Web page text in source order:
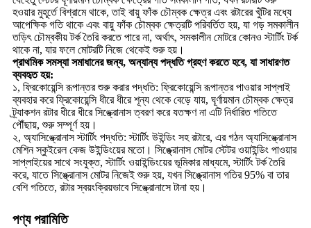
হওয়ার মুহূর্তে বিশ্রামে থাকে, তাই বায়ু ফাঁক চৌম্বক ক্ষেত্র এবং রটারের খুঁটির মধ্যে
আপেক্ষিক গতি থাকে এবং বায়ু ফাঁক চৌম্বক ক্ষেত্রটি পরিবর্তিত হয়, যা গড় সমকালীন
তড়িৎ চৌম্বকীয় টর্ক তৈরি করতে পারে না, অর্থাৎ, সমকালীন মোটরে কোনও স্টার্টিং টর্ক
থাকে না, যার ফলে মোটরটি নিজে থেকেই শুরু হয়।
প্রাথমিক সমস্যা সমাধানের জন্য, অন্যান্য পদ্ধতি গ্রহণ করতে হবে, যা সাধারণত
ব্যবহৃত হয়:
১, ফ্রিকোয়েন্সি রূপান্তর শুরু করার পদ্ধতি: ফ্রিকোয়েন্সি রূপান্তর পাওয়ার সাপ্লাই
ব্যবহার করে ফ্রিকোয়েন্সি ধীরে ধীরে শূন্য থেকে বেড়ে যায়, ঘূর্ণায়মান চৌম্বক ক্ষেত্র
ট্র্যাকশন রটার ধীরে ধীরে সিঙ্ক্রোনাস ত্বরণ করে যতক্ষণ না এটি নির্ধারিত গতিতে
পৌঁছায়, শুরু সম্পূর্ণ হয়।
২, অ্যাসিঙ্ক্রোনাস স্টার্টিং পদ্ধতি: স্টার্টিং উইন্ডিং সহ রটারে, এর গঠন অ্যাসিঙ্ক্রোনাস
মেশিন স্কুইরেল কেজ উইন্ডিংয়ের মতো। সিঙ্ক্রোনাস মোটর স্টেটর ওয়াইন্ডিং পাওয়ার
সাপ্লাইয়ের সাথে সংযুক্ত, স্টার্টিং ওয়াইন্ডিংয়ের ভূমিকার মাধ্যমে, স্টার্টিং টর্ক তৈরি
করে, যাতে সিঙ্ক্রোনাস মোটর নিজেই শুরু হয়, যখন সিঙ্ক্রোনাস গতির 95% বা তার
বেশি গতিতে, রটার স্বয়ংক্রিয়ভাবে সিঙ্ক্রোনাসে টানা হয়।
পণ্য পরামিতি